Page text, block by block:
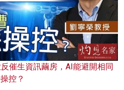
催生資訊繭房，AI能避開相同
控？